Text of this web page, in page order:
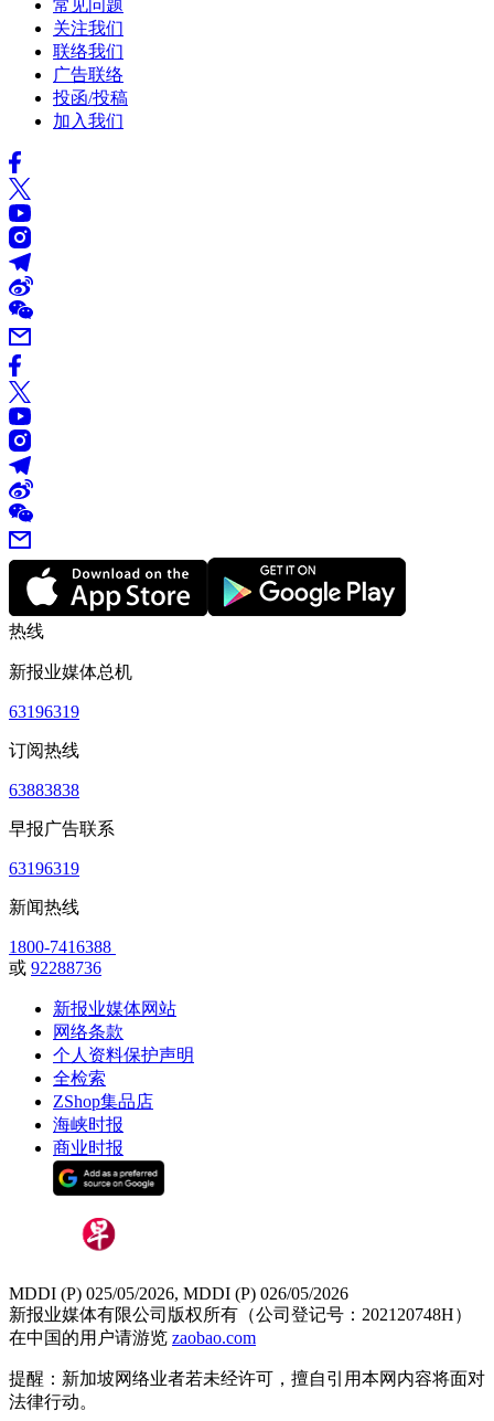
常见问题
关注我们
联络我们
广告联络
投函/投稿
加入我们
热线
新报业媒体总机
63196319
订阅热线
63883838
早报广告联系
63196319
新闻热线
1800-7416388
或 92288736
新报业媒体网站
网络条款
个人资料保护声明
全检索
ZShop集品店
海峡时报
商业时报
MDDI (P) 025/05/2026, MDDI (P) 026/05/2026
新报业媒体有限公司版权所有（公司登记号：202120748H）
在中国的用户请游览 zaobao.com
提醒：新加坡网络业者若未经许可，擅自引用本网内容将面对
法律行动。